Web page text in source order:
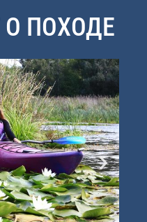
О ПОХОДЕ